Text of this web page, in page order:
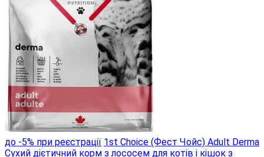
до -5% при реєстрації 1st Choice (Фест Чойс) Adult Derma
Сухий дієтичний корм з лососем для котів і кішок з